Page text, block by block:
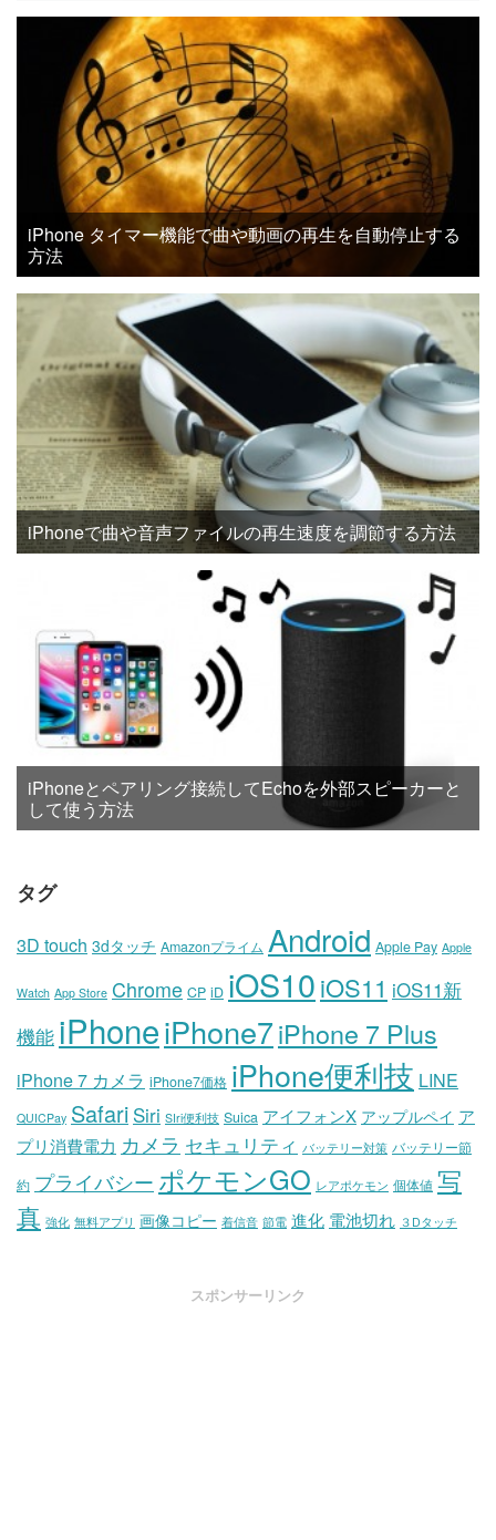
iPhone タイマー機能で曲や動画の再生を自動停止する
方法
iPhoneで曲や音声ファイルの再生速度を調節する方法
iPhoneとペアリング接続してEchoを外部スピーカーと
して使う方法
タグ
3D touch 3dタッチ Amazonプライム Android Apple Pay Apple
Watch App Store Chrome CP iD iOS10iOS11 iOS11新
機能 iPhoneiPhone7iPhone 7 Plus
iPhone 7 カメラ iPhone7価格 iPhone便利技 LINE
QUICPay Safari Siri SIri便利技 Suica アイフォンX アップルペイ ア
プリ消費電力 カメラ セキュリティ バッテリー対策 バッテリー節
約 プライバシー ポケモンGO レアポケモン 個体値 写
真 強化 無料アプリ 画像コピー 着信音 節電 進化 電池切れ ３Dタッチ
スポンサーリンク